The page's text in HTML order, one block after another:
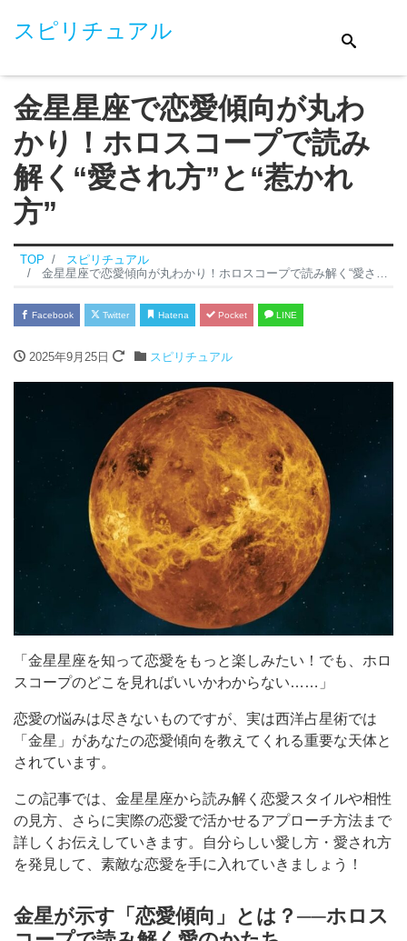
スピリチュアル
金星星座で恋愛傾向が丸わ
かり！ホロスコープで読み
解く“愛され方”と“惹かれ
方”
TOP
スピリチュアル
金星星座で恋愛傾向が丸わかり！ホロスコープで読み解く“愛され方”と“惹かれ方”
Facebook Twitter Hatena Pocket LINE
2025年9月25日 スピリチュアル
「金星星座を知って恋愛をもっと楽しみたい！でも、ホロ
スコープのどこを見ればいいかわからない……」
恋愛の悩みは尽きないものですが、実は西洋占星術では
「金星」があなたの恋愛傾向を教えてくれる重要な天体と
されています。
この記事では、金星星座から読み解く恋愛スタイルや相性
の見方、さらに実際の恋愛で活かせるアプローチ方法まで
詳しくお伝えしていきます。自分らしい愛し方・愛され方
を発見して、素敵な恋愛を手に入れていきましょう！
金星が示す「恋愛傾向」とは？──ホロス